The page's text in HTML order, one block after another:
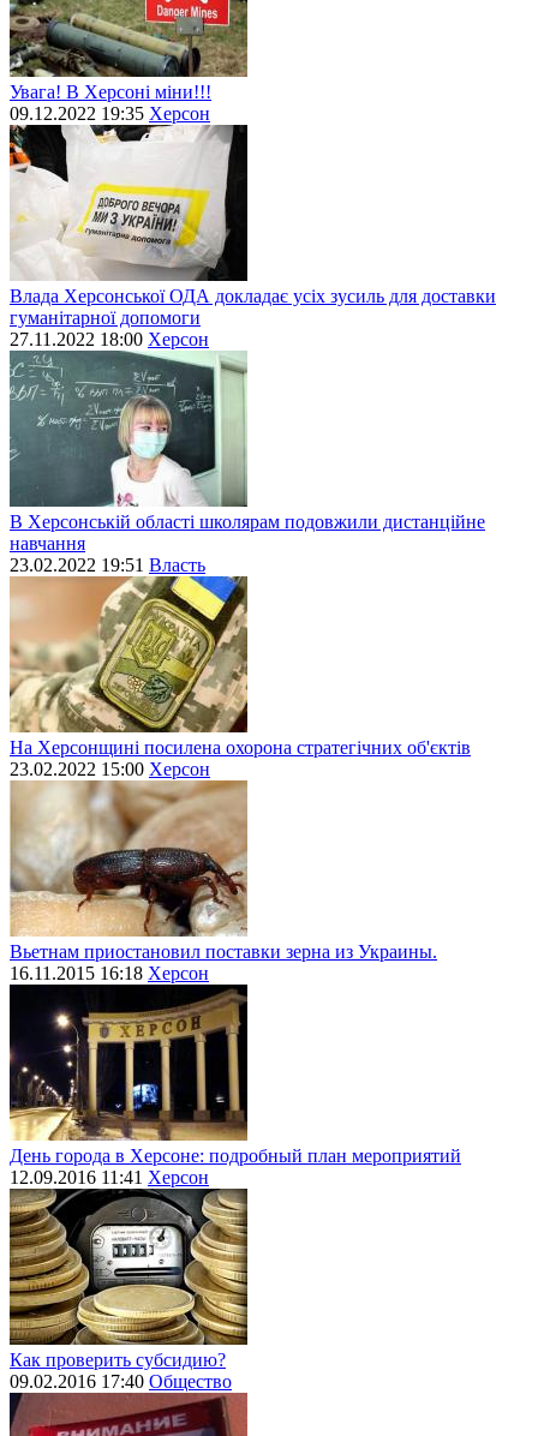
Увага! В Херсоні міни!!!
09.12.2022 19:35 Херсон
Влада Херсонської ОДА докладає усіх зусиль для доставки
гуманітарної допомоги
27.11.2022 18:00 Херсон
В Херсонській області школярам подовжили дистанційне
навчання
23.02.2022 19:51 Власть
На Херсонщині посилена охорона стратегічних об'єктів
23.02.2022 15:00 Херсон
Вьетнам приостановил поставки зерна из Украины.
16.11.2015 16:18 Херсон
День города в Херсоне: подробный план мероприятий
12.09.2016 11:41 Херсон
Как проверить субсидию?
09.02.2016 17:40 Общество